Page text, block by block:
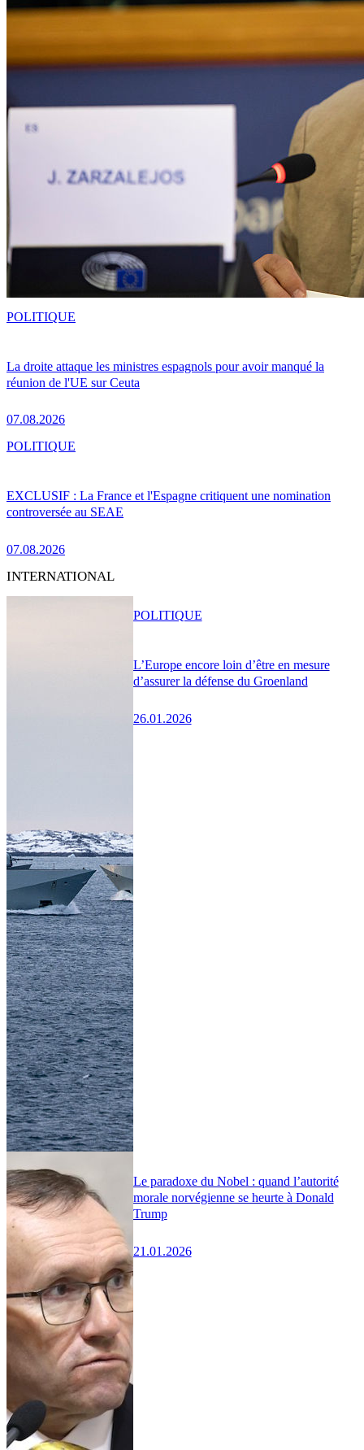
La droite attaque les ministres espagnols pour avoir manqué la
réunion de l'UE sur Ceuta
07.08.2026
POLITIQUE
EXCLUSIF : La France et l'Espagne critiquent une nomination
controversée au SEAE
07.08.2026
POLITIQUE
INTERNATIONAL
L’Europe encore loin d’être en mesure
d’assurer la défense du Groenland
26.01.2026
POLITIQUE
Le paradoxe du Nobel : quand l’autorité
morale norvégienne se heurte à Donald
Trump
21.01.2026